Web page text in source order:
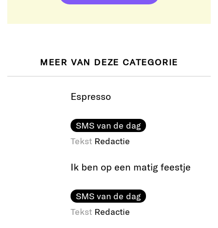
MEER VAN DEZE CATEGORIE
Espresso
SMS van de dag
Tekst Redactie
Ik ben op een matig feestje
SMS van de dag
Tekst Redactie